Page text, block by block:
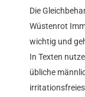
Die
Wüstenrot
wichtig und
In Texten
übliche